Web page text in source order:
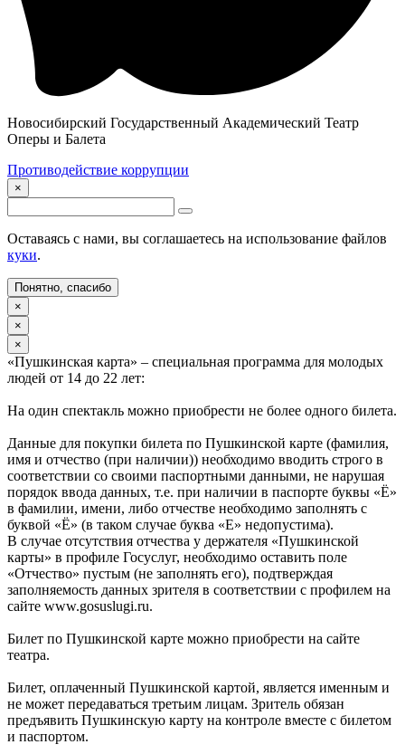
Новосибирский Государственный Академический Театр
Оперы и Балета
Противодействие коррупции
×
Оставаясь с нами, вы соглашаетесь на использование файлов
куки.
Понятно, спасибо
×
×
×
«Пушкинская карта» – специальная программа для молодых
людей от 14 до 22 лет:
На один спектакль можно приобрести не более одного билета.
Данные для покупки билета по Пушкинской карте (фамилия,
имя и отчество (при наличии)) необходимо вводить строго в
соответствии со своими паспортными данными, не нарушая
порядок ввода данных, т.е. при наличии в паспорте буквы «Ё»
в фамилии, имени, либо отчестве необходимо заполнять с
буквой «Ё» (в таком случае буква «Е» недопустима).
В случае отсутствия отчества у держателя «Пушкинской
карты» в профиле Госуслуг, необходимо оставить поле
«Отчество» пустым (не заполнять его), подтверждая
заполняемость данных зрителя в соответствии с профилем на
сайте www.gosuslugi.ru.
Билет по Пушкинской карте можно приобрести на сайте
театра.
Билет, оплаченный Пушкинской картой, является именным и
не может передаваться третьим лицам. Зритель обязан
предъявить Пушкинскую карту на контроле вместе с билетом
и паспортом.